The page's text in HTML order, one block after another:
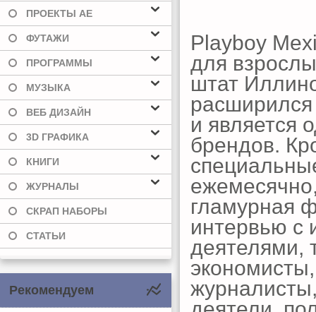
ПРОЕКТЫ AE
ФУТАЖИ
ПРОГРАММЫ
МУЗЫКА
ВЕБ ДИЗАЙН
3D ГРАФИКА
КНИГИ
ЖУРНАЛЫ
СКРАП НАБОРЫ
СТАТЬИ
Рекомендуем
Playboy
для
штат
и является
брендов.
гламурная
интервью с
деятелями,